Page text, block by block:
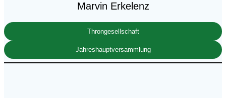
Marvin Erkelenz
Throngesellschaft
Jahreshauptversammlung